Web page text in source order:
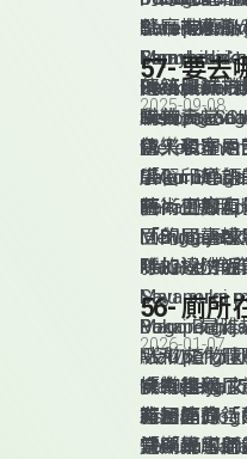
點，有小船
傳統服飾
購物天堂
露天和室內
店。
時尚工廠
Sate
餐廳推薦：
Sapu Lidi
Paskal
和美食。
建築與城市
Gedung
色，現在
Jalan
藝術畫廊和
節目簡介：
快樂學印尼
Saran 推薦
Sarankan
「Budaya
雅加達附
Bogor 是雅
點和文化
茂物植物園
擁有超過
有一座荷
Taman
食物推薦:
Asinan
常開胃。
Bisa pakai
Bisa pakai
Bisa pakai
Bisa pakai
「Guru導師
Pakai使用
Pakai也有
Saya suka
Pakai
「Budaya
雅加達的
識一下它們
57- 要去
2025-09-08
快樂學印尼
學習印尼語
語。例如
面的同事
呼的說法呢
「印尼語
Mau ke
Mau pergi
Mau pergi
Mau pergi
Mau pergi
「Guru導師
56- 廁所
2026-01-07
快樂學印尼
在國外旅
是「找廁